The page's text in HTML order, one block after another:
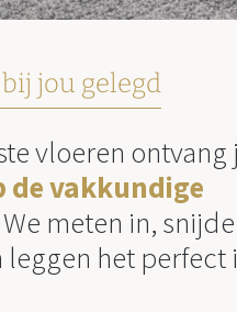
jou gelegd
vloeren ontvang
de vakkundige
We meten in,
leggen het perfect